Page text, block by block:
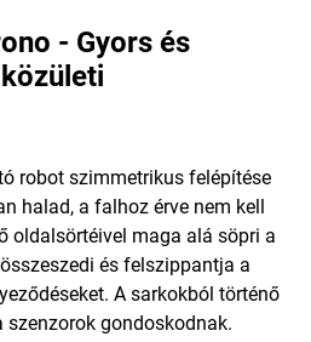
- Gyors és
robot szimmetrikus felépítése
halad, a falhoz érve nem kell
oldalsörtéivel maga alá söpri a
és felszippantja a
A sarkokból történő
gondoskodnak.